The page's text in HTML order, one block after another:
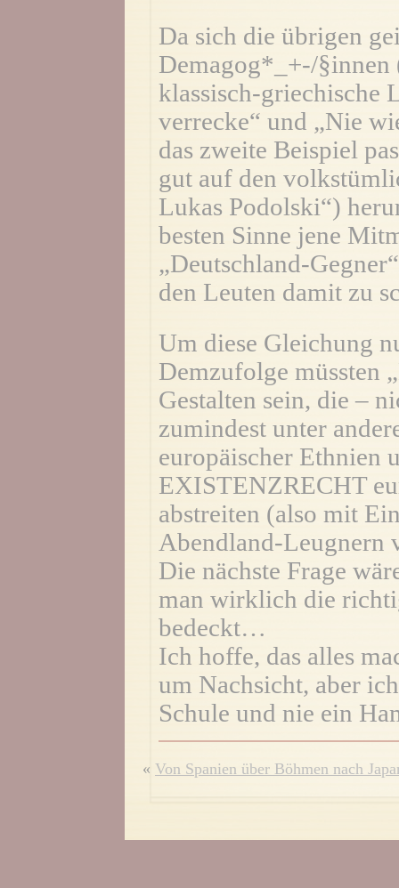
Da sich die übrigen
Demagog*_+-/§innen
klassisch-griechische
verrecke“ und „Nie
das zweite Beispiel
gut auf den
Lukas Podolski“)
besten Sinne jene
„Deutschland-
den Leuten damit zu
Um diese Gleichung
Demzufolge müssten
Gestalten sein, die –
zumindest unter
europäischer Ethnien
EXISTENZRECHT
abstreiten (also mit
Abendland-Leugnern
Die nächste Frage
man wirklich die
bedeckt…
Ich hoffe, das alles
um Nachsicht, aber
Schule und nie ein
« Von Spanien über Böhmen nach